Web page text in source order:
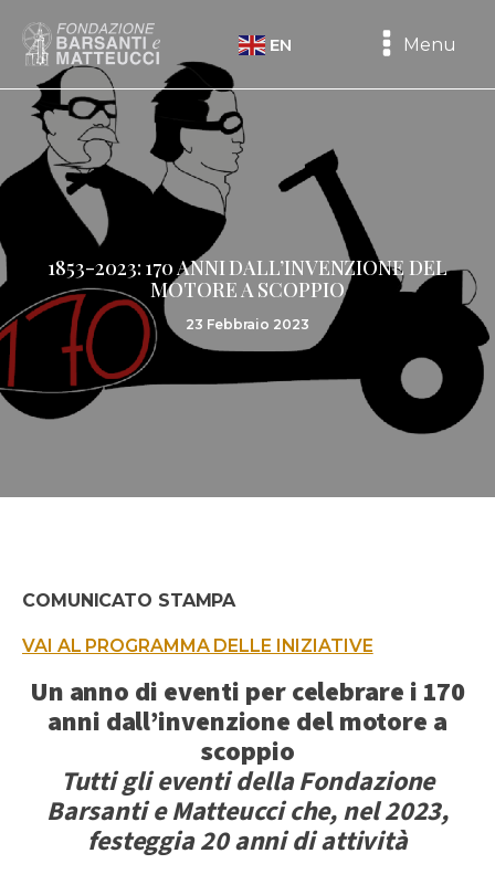
EN Menu
1853-2023: 170 ANNI DALL’INVENZIONE DEL
MOTORE A SCOPPIO
23 Febbraio 2023
COMUNICATO STAMPA
VAI AL PROGRAMMA DELLE INIZIATIVE
Un anno di eventi per celebrare i 170
anni dall’invenzione del motore a
scoppio
Tutti gli eventi della Fondazione
Barsanti e Matteucci che, nel 2023,
festeggia 20 anni di attività